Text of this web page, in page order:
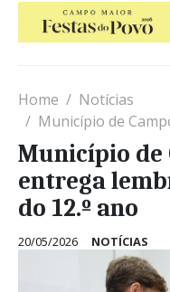
Home
Notícias
Município de Campo Maior
Município de
entrega
do 12.º ano
20/05/2026 NOTÍCIAS